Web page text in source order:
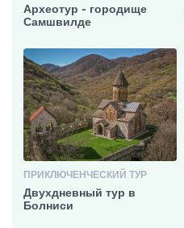
Археотур - городище
Самшвилде
ПРИКЛЮЧЕНЧЕСКИЙ ТУР
Двухдневный тур в
Болниси